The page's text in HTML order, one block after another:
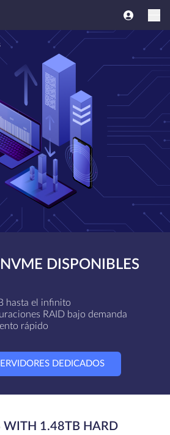
DISPONIBLES
hasta el infinito
RAID bajo demanda
rápido
DEDICADOS
WITH 1.48TB HARD